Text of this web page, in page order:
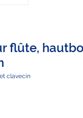
flûte,
clavecin